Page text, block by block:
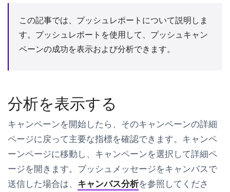
この記事では、プッシュレポートについて説明しま
す。プッシュレポートを使用して、プッシュキャン
ペーンの成功を表示および分析できます。
分析を表示する
キャンペーンを開始したら、そのキャンペーンの詳細
ページに戻って主要な指標を確認できます。 キャンペ
ーンページに移動し、キャンペーンを選択して詳細ペ
ージを開きます。プッシュメッセージをキャンバスで
送信した場合は、 キャンバス分析を参照してくださ